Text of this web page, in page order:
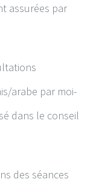
assurées par
arabe par moi-
dans le conseil
des séances